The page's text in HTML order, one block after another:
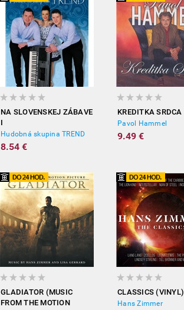
NA SLOVENSKEJ ZÁBAVE
I
Hudobná skupina TREND
8.54 €
KREDITKA SRDCA
Pavol Hammel
9.49 €
GLADIATOR (MUSIC
FROM THE MOTION
CLASSICS (VINYL)
Hans Zimmer